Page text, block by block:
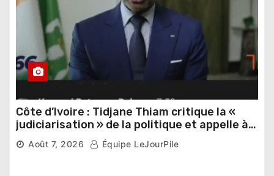
Côte d’Ivoire : Tidjane Thiam critique la «
judiciarisation » de la politique et appelle à
poursuivre l’apaisement
Août 7, 2026 Équipe LeJourPile